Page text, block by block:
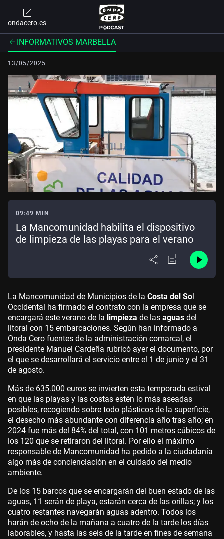
ondacero.es
INFORMATIVOS MARBELLA
13/05/2025
09:49 MIN
La Mancomunidad habilita el dispositivo
de limpieza de las playas para el verano
La Mancomunidad de Municipios de la Costa del Sol
Occidental ha firmado el contrato con la empresa que se
encargará este verano de la limpieza de las aguas del
litoral con 15 embarcaciones. Según han informado a
Onda Cero fuentes de la administración comarcal, el
presidente Manuel Cardeña rubricó ayer el documento, por
el que se desarrollará el servicio entre el 1 de junio y el 31
de agosto.
Más de 635.000 euros se invierten esta temporada estival
en que las playas y las costas estén lo más aseadas
posibles, recogiendo sobre todo plásticos de la superficie,
el desecho más abundante con diferencia año tras año; en
2024 fue más del 84% del total, con 101 metros cúbicos de
los 120 que se retiraron del litoral. Por ello el máximo
responsable de Mancomunidad ha pedido a la ciudadanía
algo más de concienciación en el cuidado del medio
ambiente.
De los 15 barcos que se encargarán del buen estado de las
aguas, 11 serán de playa, estarán cerca de las orillas; y los
cuatro restantes navegarán aguas adentro. Todos los
harán de ocho de la mañana a cuatro de la tarde los días
laborables, y hasta las seis de la tarde en fines de semana